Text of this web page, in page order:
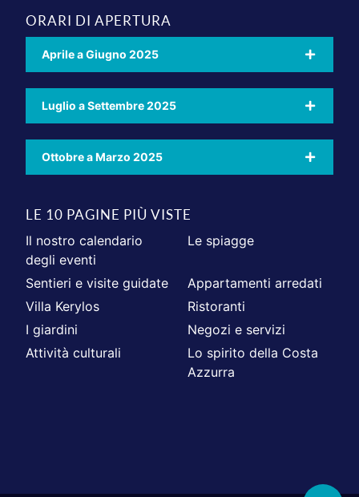
ORARI DI APERTURA
Aprile a Giugno 2025
Luglio a Settembre 2025
Ottobre a Marzo 2025
LE 10 PAGINE PIÙ VISTE
Il nostro calendario
degli eventi
Le spiagge
Sentieri e visite guidate
Appartamenti arredati
Villa Kerylos
Ristoranti
I giardini
Negozi e servizi
Attività culturali
Lo spirito della Costa
Azzurra